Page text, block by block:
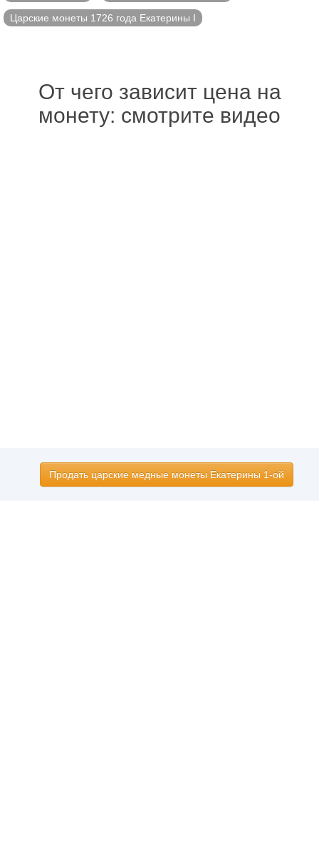
Царские монеты 1726 года Екатерины I
От чего зависит цена на
монету: смотрите видео
Продать царские медные монеты Екатерины 1-ой